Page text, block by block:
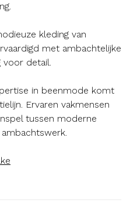
kleding van
met ambachtelijke
detail.
in beenmode komt
Ervaren vakmensen
tussen moderne